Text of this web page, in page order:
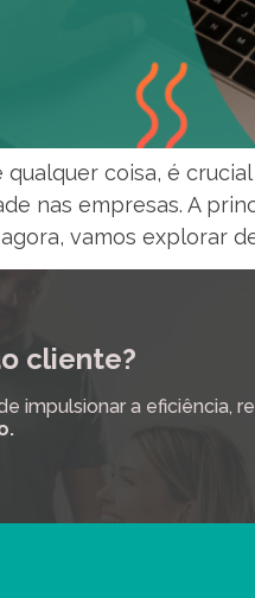
coisa, é
nas empresas. A
vamos explorar
cliente?
impulsionar a eficiência,